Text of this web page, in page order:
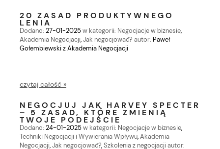
20 ZASAD PRODUKTYWNEGO
LENIA
Dodano: 27-01-2025w kategorii: Negocjacje w biznesie,
Akademia Negocjacji,Jak negocjować? autor: Paweł
Gołembiewski z Akademia Negocjacji
czytaj całość »
NEGOCJUJ JAK HARVEY SPECTER
– 5 ZASAD, KTÓRE ZMIENIĄ
TWOJE PODEJŚCIE
Dodano: 24-01-2025w kategorii: Negocjacje w biznesie,
Techniki Negocjacji i Wywierania Wpływu,Akademia
Negocjacji,Jak negocjować?,Szkolenia z negocjacji autor: